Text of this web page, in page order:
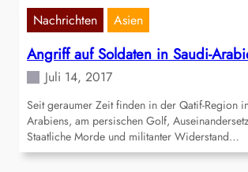
Nachrichten Asien
Angriff auf Soldaten in Saudi-
Juli 14, 2017
Seit geraumer Zeit finden in der Qatif-Region
Arabiens, am persischen Golf,
Staatliche Morde und militanter Widerstand…